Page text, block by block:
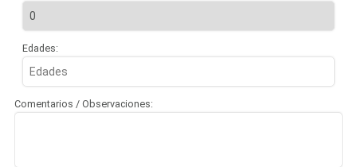
Edades:
Comentarios / Observaciones: